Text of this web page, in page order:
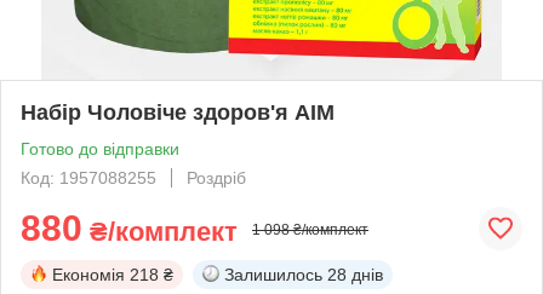
Набір Чоловіче здоров'я АІМ
Готово до відправки
Код: 1957088255
Роздріб
880 ₴/комплект 1 098 ₴/комплект
Економія 218 ₴ Залишилось 28 днів